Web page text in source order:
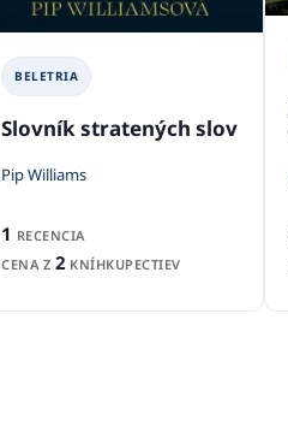
BELETRIA
Slovník stratených slov
Pip Williams
1 RECENCIA
CENA Z 2 KNÍHKUPECTIEV